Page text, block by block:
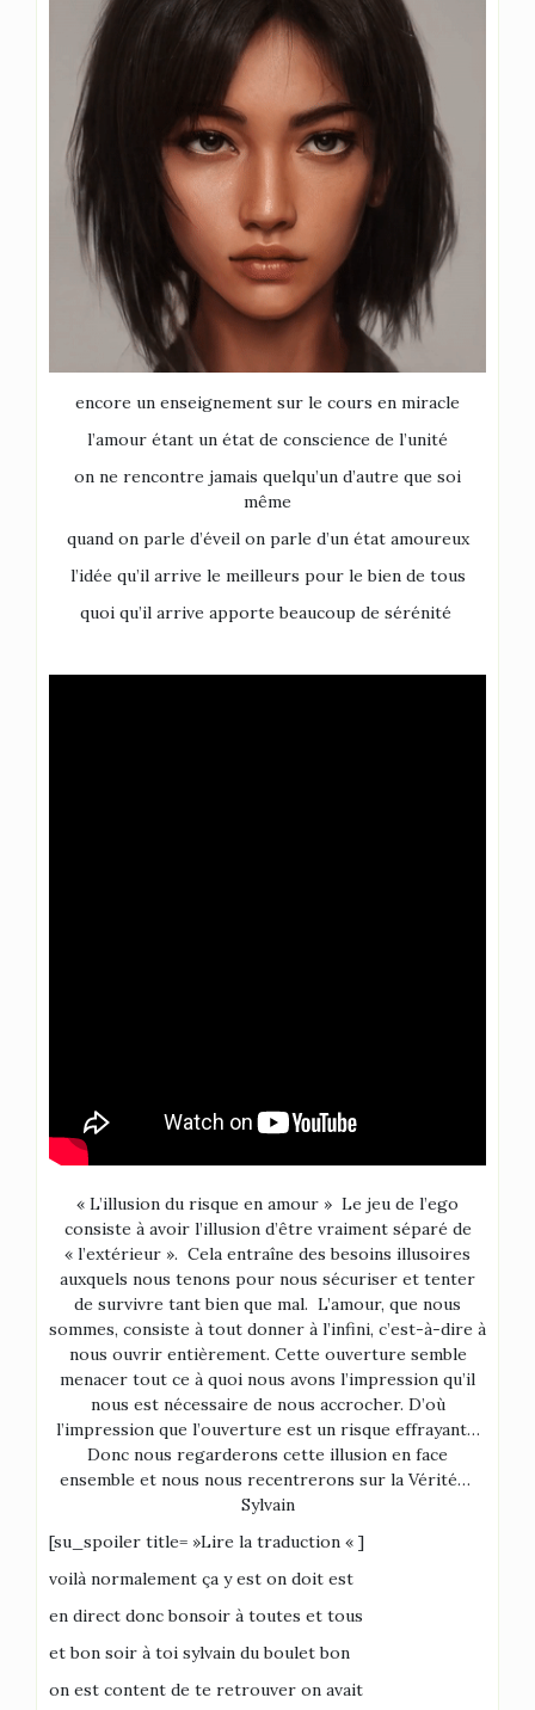
encore un enseignement sur le cours en miracle
l’amour étant un état de conscience de l’unité
on ne rencontre jamais quelqu’un d’autre que soi
même
quand on parle d’éveil on parle d’un état amoureux
l’idée qu’il arrive le meilleurs pour le bien de tous
quoi qu’il arrive apporte beaucoup de sérénité
« L’illusion du risque en amour » Le jeu de l’ego
consiste à avoir l’illusion d’être vraiment séparé de
« l’extérieur ». Cela entraîne des besoins illusoires
auxquels nous tenons pour nous sécuriser et tenter
de survivre tant bien que mal. L’amour, que nous
sommes, consiste à tout donner à l’infini, c’est-à-dire à
nous ouvrir entièrement. Cette ouverture semble
menacer tout ce à quoi nous avons l’impression qu’il
nous est nécessaire de nous accrocher. D’où
l’impression que l’ouverture est un risque effrayant…
Donc nous regarderons cette illusion en face
ensemble et nous nous recentrerons sur la Vérité…
Sylvain
[su_spoiler title= »Lire la traduction « ]
voilà normalement ça y est on doit est
en direct donc bonsoir à toutes et tous
et bon soir à toi sylvain du boulet bon
on est content de te retrouver on avait